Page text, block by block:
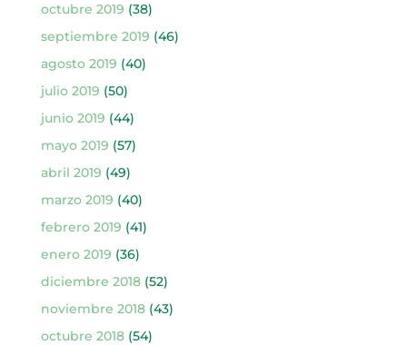
octubre 2019 (38)
septiembre 2019 (46)
agosto 2019 (40)
julio 2019 (50)
junio 2019 (44)
mayo 2019 (57)
abril 2019 (49)
marzo 2019 (40)
febrero 2019 (41)
enero 2019 (36)
diciembre 2018(52)
noviembre 2018(43)
octubre 2018(54)